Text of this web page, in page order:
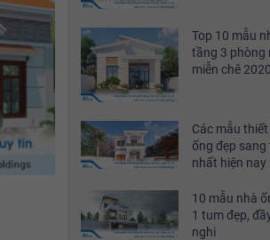
Top 10 mẫu
tầng 3 phòng
miễn chê 2020
Các mẫu thiết
ống đẹp sang
nhất hiện nay
10 mẫu nhà
1 tum đẹp,
nghi